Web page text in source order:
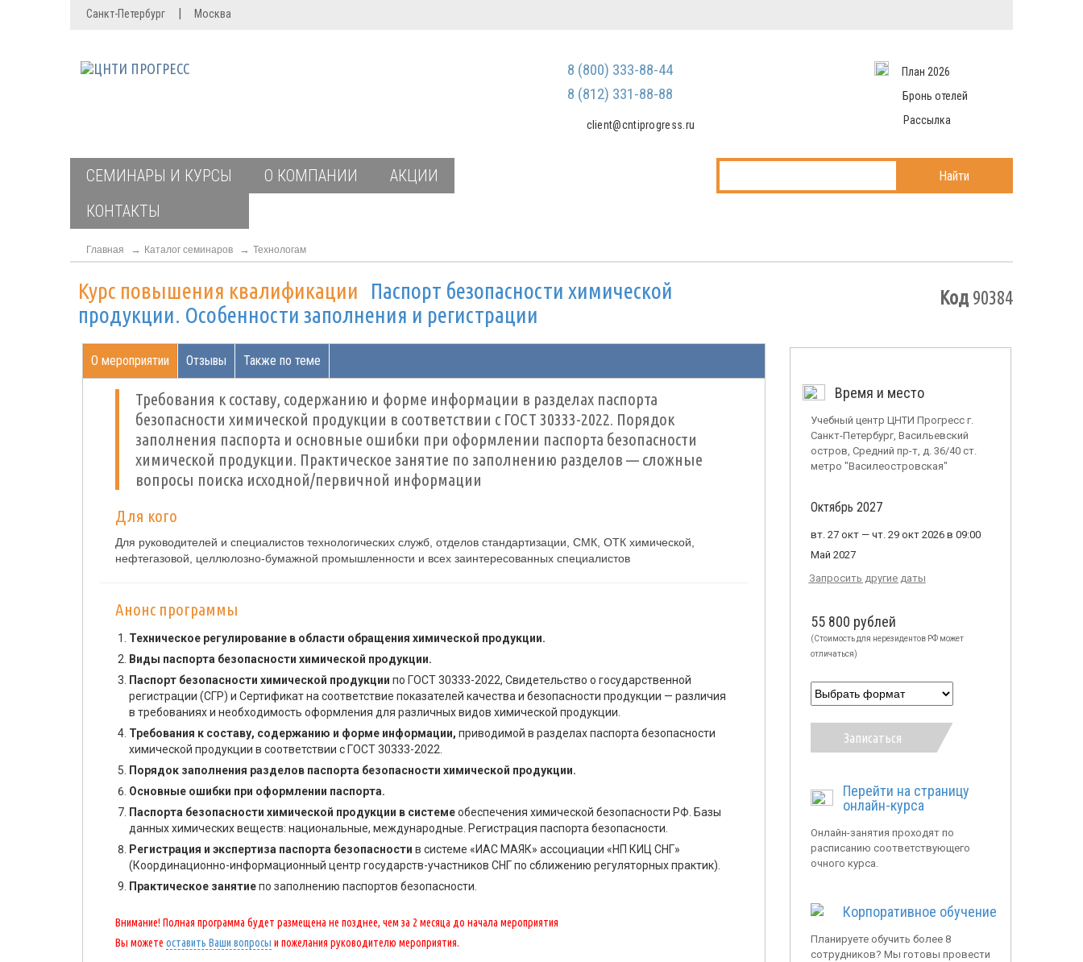
Мы не передаем ваши данные
спам
Запомнить меня
Войти в кабинет
Санкт-Петербург | Москва
8 (800) 333-88-44
8 (812) 331-88-88
client@cntiprogress.ru
План 2026
Бронь отелей
Рассылка
СЕМИНАРЫ И КУРСЫ О КОМПАНИИ
АКЦИИ
КОНТАКТЫ
Найти
Главная Каталог семинаров Технологам
Курс повышения квалификации
Паспорт безопасности химической
продукции. Особенности заполнения и регистрации
Код90384
О мероприятии Отзывы Также по теме
Требования к составу, содержанию и форме информации в разделах паспорта
безопасности химической продукции в соответствии с ГОСТ 30333-2022. Порядок
заполнения паспорта и основные ошибки при оформлении паспорта безопасности
химической продукции. Практическое занятие по заполнению разделов — сложные
вопросы поиска исходной/первичной информации
Для кого
Для руководителей и специалистов технологических служб, отделов стандартизации, СМК, ОТК химической,
нефтегазовой, целлюлозно-бумажной промышленности и всех заинтересованных специалистов
Анонс программы
Техническое регулирование в области обращения химической продукции.
Виды паспорта безопасности химической продукции.
Паспорт безопасности химической продукции по ГОСТ 30333-2022, Свидетельство о государственной
регистрации (СГР) и Сертификат на соответствие показателей качества и безопасности продукции — различия
в требованиях и необходимость оформления для различных видов химической продукции.
Требования к составу, содержанию и форме информации, приводимой в разделах паспорта безопасности
химической продукции в соответствии с ГОСТ 30333-2022.
Порядок заполнения разделов паспорта безопасности химической продукции.
Основные ошибки при оформлении паспорта.
Паспорта безопасности химической продукции в системеобеспечения химической безопасности РФ. Базы
данных химических веществ: национальные, международные. Регистрация паспорта безопасности.
Регистрация и экспертиза паспорта безопасности в системе «ИАС МАЯК» ассоциации «НП КИЦ СНГ»
(Координационно-информационный центр государств-участников СНГ по сближению регуляторных практик).
Практическое занятиепо заполнению паспортов безопасности.
Внимание! Полная программа будет размещена не позднее, чем за 2 месяца до начала мероприятия
Вы можете оставить Ваши вопросы и пожелания руководителю мероприятия.
Время и место
Учебный центр ЦНТИ Прогресс г.
Санкт-Петербург, Васильевский
остров, Средний пр-т, д. 36/40 ст.
метро "Василеостровская"
Октябрь 2027
вт. 27 окт — чт. 29 окт 2026 в 09:00
Май 2027
Запросить другие даты
55 800 рублей
(Стоимость для нерезидентов РФ может
отличаться)
Записаться
Перейти на страницу
онлайн-курса
Онлайн-занятия проходят по
расписанию соответствующего
очного курса.
Корпоративное обучение
Планируете обучить более 8
сотрудников? Мы готовы провести